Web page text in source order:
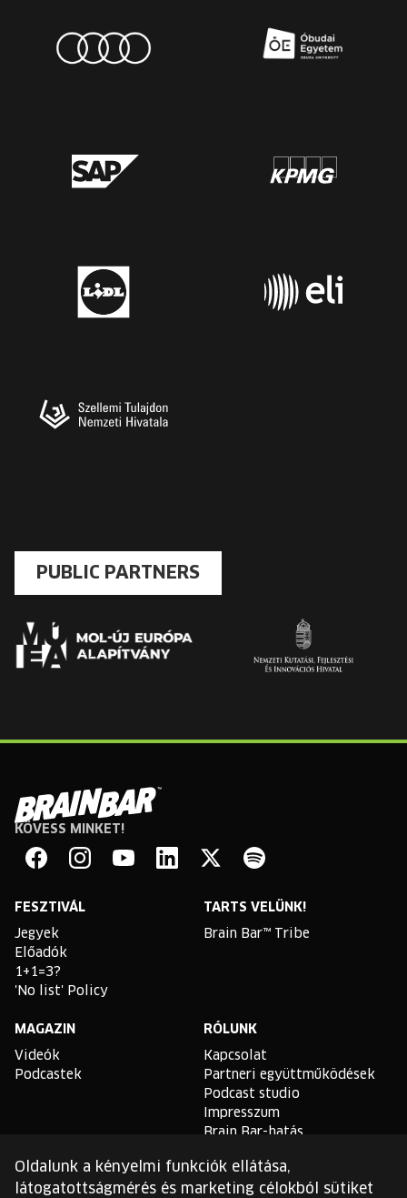
PUBLIC PARTNERS
Brain
Bar
KÖVESS MINKET!
FESZTIVÁL
Jegyek
Előadók
1+1=3?
'No list' Policy
TARTS VELÜNK!
Brain Bar™ Tribe
MAGAZIN
Videók
Podcastek
RÓLUNK
Kapcsolat
Partneri együttműködések
Podcast studio
Impresszum
Brain Bar-hatás
TLDR
Oldalunk a kényelmi funkciók ellátása,
látogatottságmérés és marketing célokból sütiket